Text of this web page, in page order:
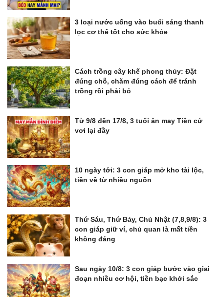
3 loại nước uống vào buổi sáng thanh
lọc cơ thể tốt cho sức khỏe
Cách trồng cây khế phong thủy: Đặt
đúng chỗ, chăm đúng cách để tránh
trồng rồi phải bỏ
Từ 9/8 đến 17/8, 3 tuổi ăn may Tiền cứ
vơi lại đầy
10 ngày tới: 3 con giáp mở kho tài lộc,
tiền về từ nhiều nguồn
Thứ Sáu, Thứ Bảy, Chủ Nhật (7,8,9/8): 3
con giáp giữ ví, chủ quan là mất tiền
không đáng
Sau ngày 10/8: 3 con giáp bước vào giai
đoạn nhiều cơ hội, tiền bạc khởi sắc